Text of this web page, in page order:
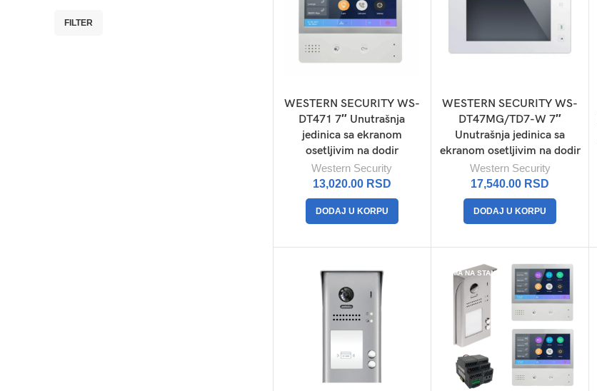
FILTER
WESTERN SECURITY WS-
DT471 7″ Unutrašnja
jedinica sa ekranom
osetljivim na dodir
Western Security
13,020.00 RSD
DODAJ U KORPU
WESTERN SECURITY WS-
DT47MG/TD7-W 7″
Unutrašnja jedinica sa
ekranom osetljivim na dodir
Western Security
17,540.00 RSD
DODAJ U KORPU
NEMA NA STANJU